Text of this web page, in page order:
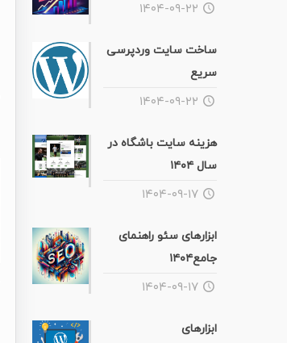
۱۴۰۴-۰۹-۲۲
ساخت سایت وردپرسی
سریع
۱۴۰۴-۰۹-۲۲
هزینه سایت باشگاه در
سال ۱۴۰۴
۱۴۰۴-۰۹-۱۷
ابزارهای سئو راهنمای
جامع۱۴۰۴
۱۴۰۴-۰۹-۱۷
ابزارهای